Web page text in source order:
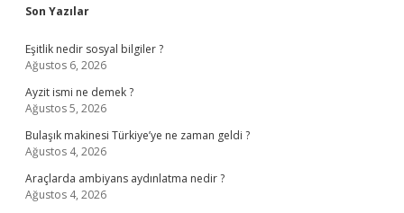
Sidebar
Son Yazılar
Eşitlik nedir sosyal bilgiler ?
Ağustos 6, 2026
Ayzit ismi ne demek ?
Ağustos 5, 2026
Bulaşık makinesi Türkiye’ye ne zaman geldi ?
Ağustos 4, 2026
Araçlarda ambiyans aydınlatma nedir ?
Ağustos 4, 2026